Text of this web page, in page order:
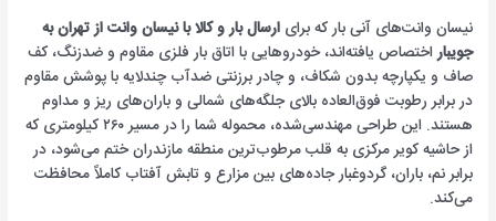
نیسان وانت‌های آنی بار که برایارسال بار و کالا با نیسان وانت از تهران به
جویباراختصاص یافته‌اند، خودروهایی با اتاق بار فلزی مقاوم و ضدزنگ، کف
صاف و یکپارچه بدون شکاف، و چادر برزنتی ضدآب چندلایه با پوشش مقاوم
در برابر رطوبت فوق‌العاده بالای جلگه‌های شمالی و باران‌های ریز و مداوم
هستند. این طراحی مهندسی‌شده، محموله شما را در مسیر ۲۶۰ کیلومتری که
از حاشیه کویر مرکزی به قلب مرطوب‌ترین منطقه مازندران ختم می‌شود، در
برابر نم، باران، گردوغبار جاده‌های بین مزارع و تابش آفتاب کاملاً محافظت
می‌کند.